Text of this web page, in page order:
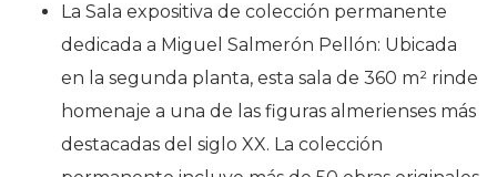
La Sala expositiva de colección permanente
dedicada a Miguel Salmerón Pellón: Ubicada
en la segunda planta, esta sala de 360 m² rinde
homenaje a una de las figuras almerienses más
destacadas del siglo XX. La colección